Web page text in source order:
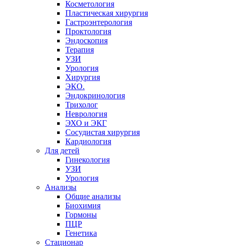
Косметология
Пластическая хирургия
Гастроэнтерология
Проктология
Эндоскопия
Терапия
УЗИ
Урология
Хирургия
ЭКО.
Эндокринология
Трихолог
Неврология
ЭХО и ЭКГ
Сосудистая хирургия
Кардиология
Для детей
Гинекология
УЗИ
Урология
Анализы
Общие анализы
Биохимия
Гормоны
ПЦР
Генетика
Стационар